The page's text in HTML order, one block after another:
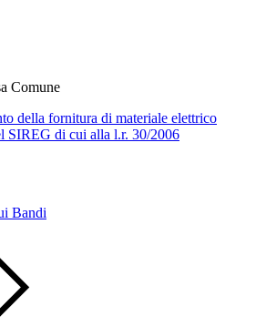
Comune
della fornitura di materiale elettrico
SIREG di cui alla l.r. 30/2006
Bandi